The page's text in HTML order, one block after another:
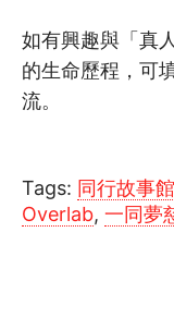
如有興趣與「真
的生命歷程， 可
流。
Tags: 同行故事館
Overlab, 一同夢